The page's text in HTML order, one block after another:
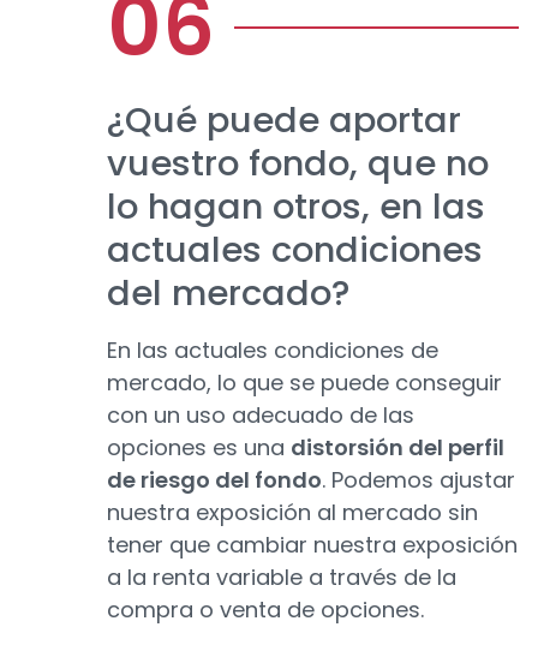
¿Qué puede aportar
vuestro fondo, que no
lo hagan otros, en las
actuales condiciones
del mercado?
En las actuales condiciones de
mercado, lo que se puede conseguir
con un uso adecuado de las
opciones es una distorsión del perfil
de riesgo del fondo. Podemos ajustar
nuestra exposición al mercado sin
tener que cambiar nuestra exposición
a la renta variable a través de la
compra o venta de opciones.